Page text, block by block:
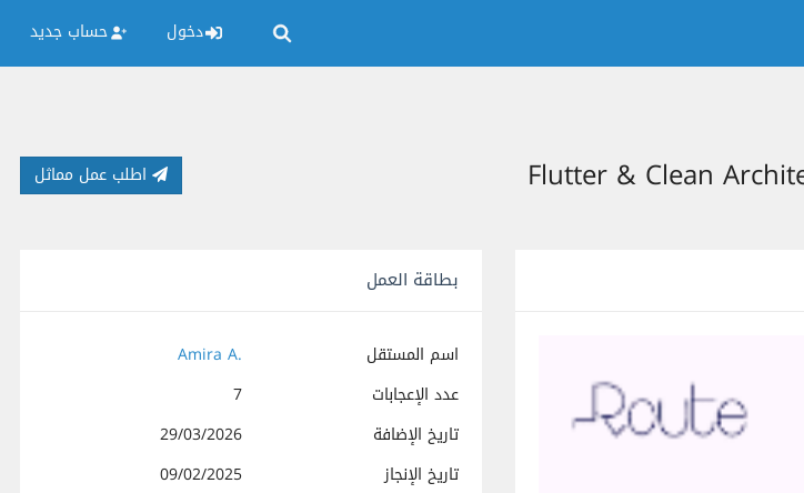
دخول حساب جديد
اطلب عمل مماثل
بطاقة العمل
اسم المستقل
Amira A.
عدد الإعجابات
7
تاريخ الإضافة
29/03/2026
تاريخ الإنجاز
09/02/2025